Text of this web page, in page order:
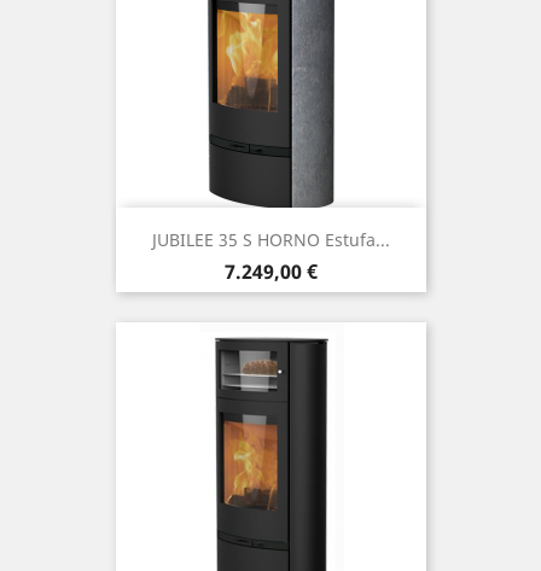
JUBILEE 35 S HORNO Estufa...
Precio
7.249,00 €